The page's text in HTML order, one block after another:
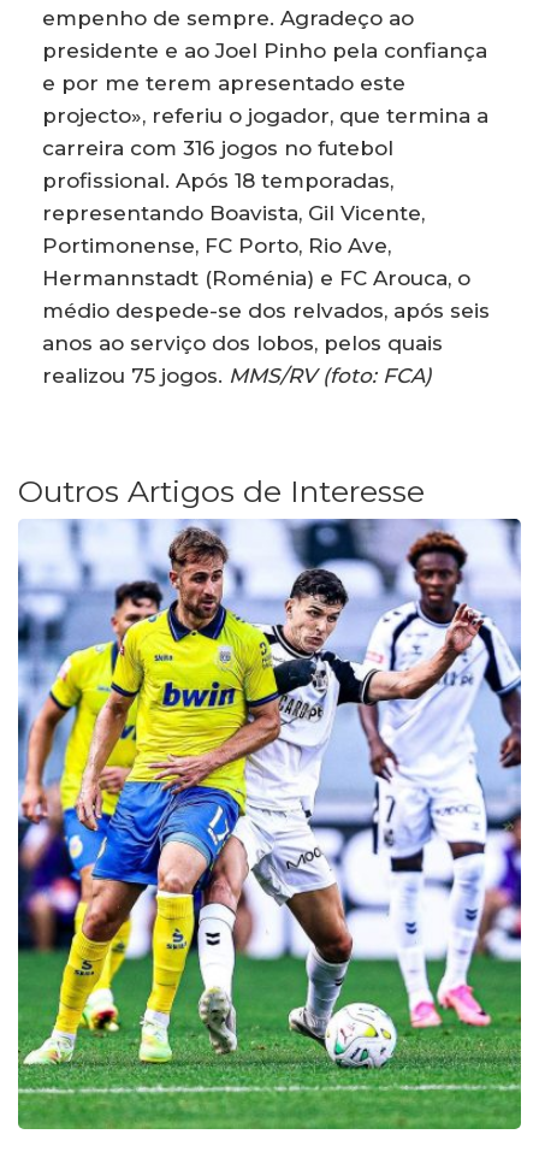
empenho de sempre. Agradeço ao
presidente e ao Joel Pinho pela confiança
e por me terem apresentado este
projecto», referiu o jogador, que termina a
carreira com 316 jogos no futebol
profissional. Após 18 temporadas,
representando Boavista, Gil Vicente,
Portimonense, FC Porto, Rio Ave,
Hermannstadt (Roménia) e FC Arouca, o
médio despede-se dos relvados, após seis
anos ao serviço dos lobos, pelos quais
realizou 75 jogos. MMS/RV (foto: FCA)
Outros Artigos de Interesse